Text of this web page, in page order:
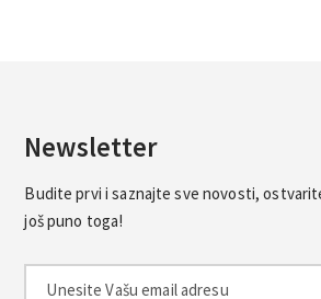
Newsletter
Budite prvi i saznajte sve novosti,
još puno toga!